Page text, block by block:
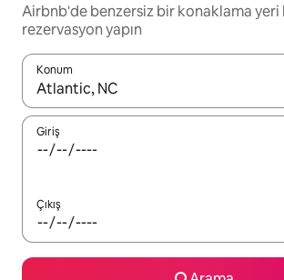
Airbnb'de benzersiz bir konaklama yeri
rezervasyon yapın
Konum
Sonuçlar kullanılabilir olduğunda yukarı
Giriş
Çıkış